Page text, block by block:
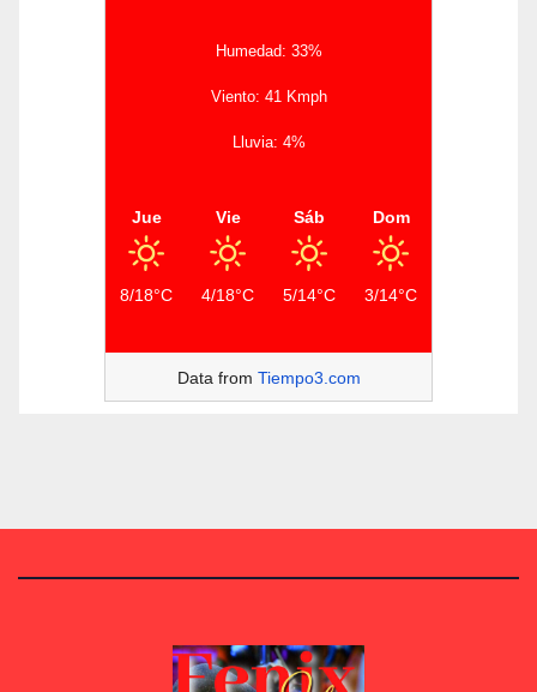
Humedad: 33%
Viento: 41 Kmph
Lluvia: 4%
Jue
8/18°C
Vie
4/18°C
Sáb
5/14°C
Dom
3/14°C
Data from Tiempo3.com